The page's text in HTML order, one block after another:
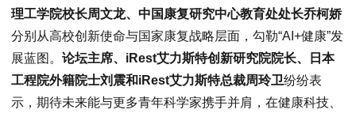
理工学院校长周文龙、中国康复研究中心教育处处长乔柯娇
分别从高校创新使命与国家康复战略层面，勾勒“AI+健康”发
展蓝图。 论坛主席、iRest艾力斯特创新研究院院长、日本
工程院外籍院士刘震和iRest艾力斯特总裁周玲卫纷纷表
示，期待未来能与更多青年科学家携手并肩，在健康科技、